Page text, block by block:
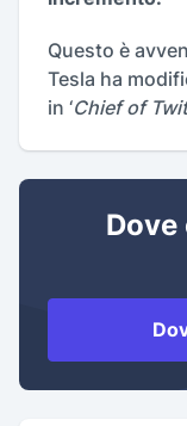
Questo è
Tesla ha
in ‘Chief of Twit
Dove